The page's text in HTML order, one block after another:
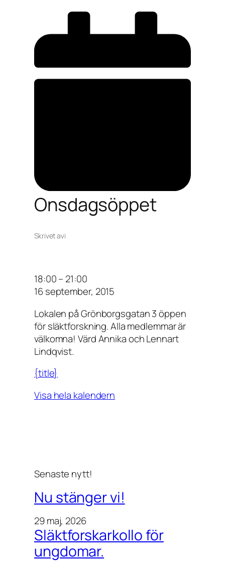
Onsdagsöppet
Skrivet avi
O
n
d
a
g
s
ö
p
p
18:00– 21:00
16 september, 2015
Lokalen på Grönborgsgatan 3 öppen
för släktforskning. Alla medlemmar är
välkomna! Värd Annika och Lennart
Lindqvist.
{title}
Visa hela kalendern
Senaste nytt!
Nu stänger vi!
29 maj, 2026
Släktforskarkollo för
ungdomar.